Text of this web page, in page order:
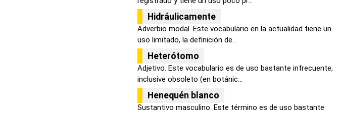
Hidráulicamente
Adverbio modal. Este vocabulario en la actualidad tiene un
uso limitado, la definición de...
Heterótomo
Adjetivo. Este vocabulario es de uso bastante infrecuente,
inclusive obsoleto (en botánic...
Henequén blanco
Sustantivo masculino. Este término es de uso bastante